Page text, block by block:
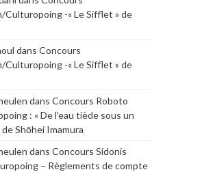
-« Le Sifflet » de
dans Concours
-« Le Sifflet » de
dans Concours Roboto
: « De l’eau tiède sous un
Shōhei Imamura
dans Concours Sidonis
– Règlements de compte